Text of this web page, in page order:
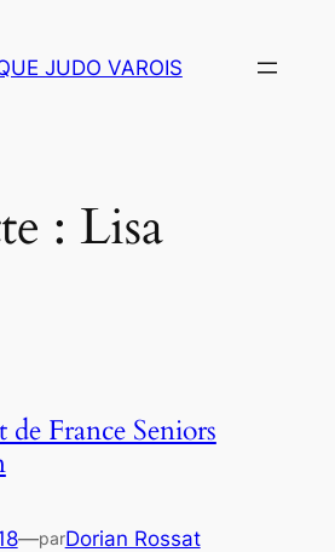
JUDO VAROIS
: Lisa
France Seniors
—parDorian Rossat